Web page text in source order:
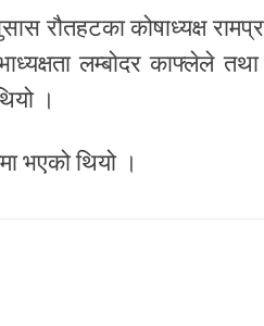
रौतहटका कोषाध्यक्ष
लम्बोदर काफ्लेले
।
भएको थियो ।